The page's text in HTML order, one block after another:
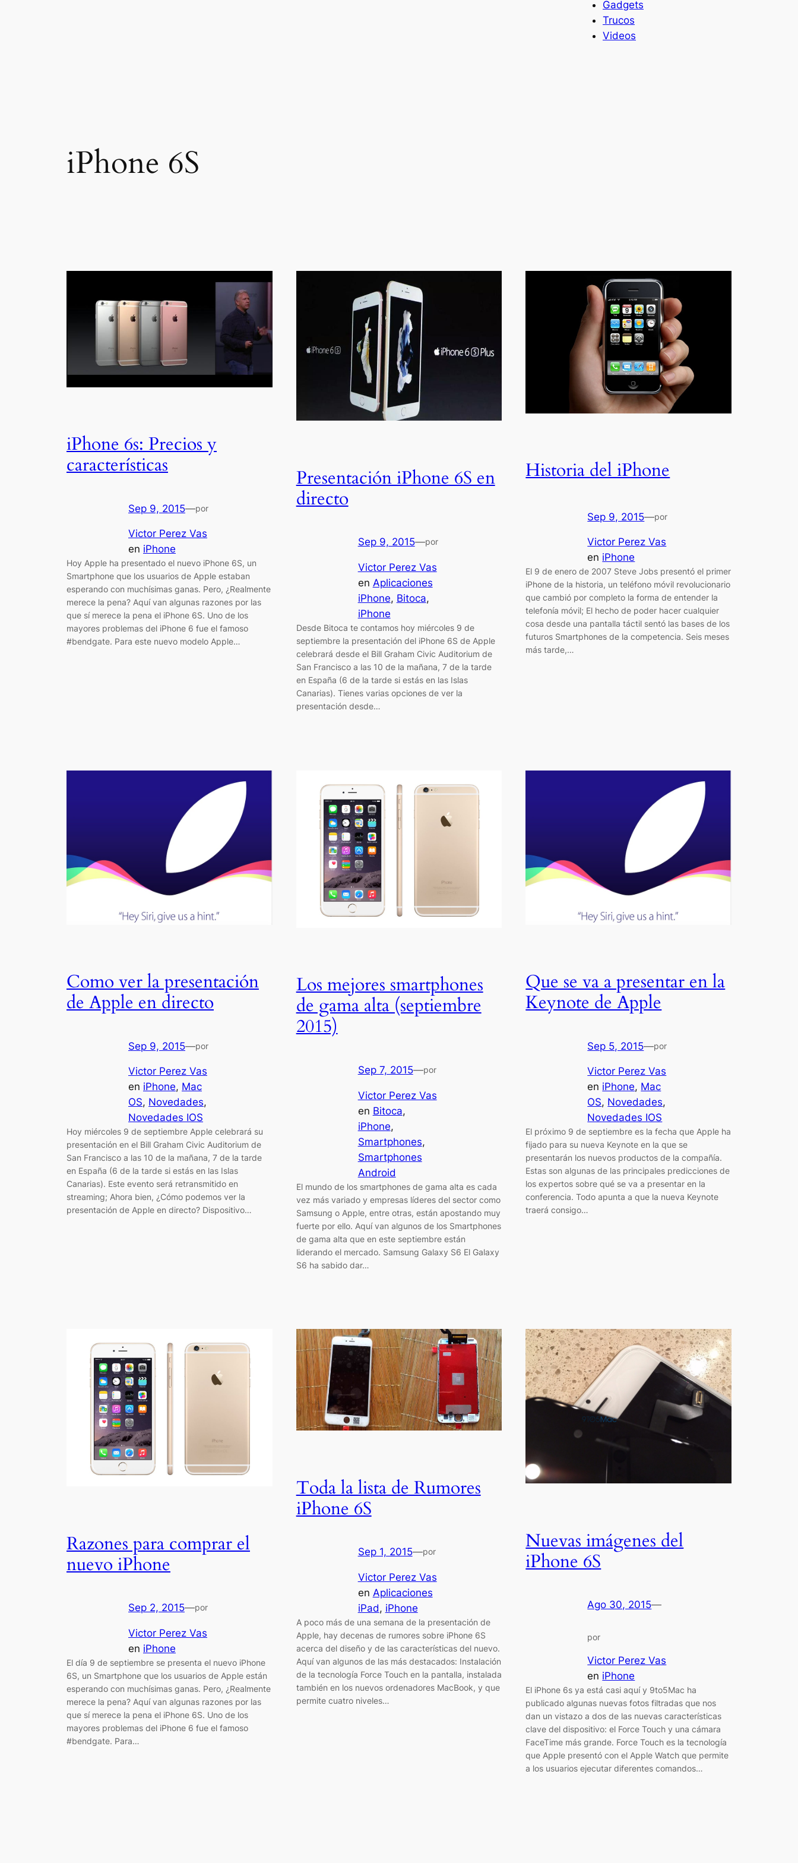
Gadgets
Trucos
Videos
iPhone 6S
iPhone 6s: Precios y
características
Sep 9, 2015—por
Victor Perez Vas
en iPhone
Hoy Apple ha presentado el nuevo iPhone 6S, un
Smartphone que los usuarios de Apple estaban
esperando con muchísimas ganas. Pero, ¿Realmente
merece la pena? Aquí van algunas razones por las
que sí merece la pena el iPhone 6S. Uno de los
mayores problemas del iPhone 6 fue el famoso
#bendgate. Para este nuevo modelo Apple…
Presentación iPhone 6S en
directo
Sep 9, 2015—por
Victor Perez Vas
en Aplicaciones
iPhone, Bitoca
iPhone
Desde Bitoca te contamos hoy miércoles 9 de
septiembre la presentación del iPhone 6S de Apple
celebrará desde el Bill Graham Civic Auditorium de
San Francisco a las 10 de la mañana, 7 de la tarde
en España (6 de la tarde si estás en las Islas
Canarias). Tienes varias opciones de ver la
presentación desde…
Historia del iPhone
Sep 9, 2015—por
Victor Perez Vas
en iPhone
El 9 de enero de 2007 Steve Jobs presentó el primer
iPhone de la historia, un teléfono móvil revolucionario
que cambió por completo la forma de entender la
telefonía móvil; El hecho de poder hacer cualquier
cosa desde una pantalla táctil sentó las bases de los
futuros Smartphones de la competencia. Seis meses
más tarde,…
Como ver la presentación
de Apple en directo
Sep 9, 2015—por
Victor Perez Vas
en iPhone, Mac
OS, Novedades
Novedades IOS
Hoy miércoles 9 de septiembre Apple celebrará su
presentación en el Bill Graham Civic Auditorium de
San Francisco a las 10 de la mañana, 7 de la tarde
en España (6 de la tarde si estás en las Islas
Canarias). Este evento será retransmitido en
streaming; Ahora bien, ¿Cómo podemos ver la
presentación de Apple en directo? Dispositivo…
Los mejores smartphones
de gama alta (septiembre
2015)
Sep 7, 2015—por
Victor Perez Vas
en Bitoca
iPhone
Smartphones
Smartphones
Android
El mundo de los smartphones de gama alta es cada
vez más variado y empresas líderes del sector como
Samsung o Apple, entre otras, están apostando muy
fuerte por ello. Aquí van algunos de los Smartphones
de gama alta que en este septiembre están
liderando el mercado. Samsung Galaxy S6 El Galaxy
S6 ha sabido dar…
Que se va a presentar en la
Keynote de Apple
Sep 5, 2015—por
Victor Perez Vas
en iPhone, Mac
OS, Novedades
Novedades IOS
El próximo 9 de septiembre es la fecha que Apple ha
fijado para su nueva Keynote en la que se
presentarán los nuevos productos de la compañía.
Estas son algunas de las principales predicciones de
los expertos sobre qué se va a presentar en la
conferencia. Todo apunta a que la nueva Keynote
traerá consigo…
Razones para comprar el
nuevo iPhone
Sep 2, 2015—por
Victor Perez Vas
en iPhone
El día 9 de septiembre se presenta el nuevo iPhone
6S, un Smartphone que los usuarios de Apple están
esperando con muchísimas ganas. Pero, ¿Realmente
merece la pena? Aquí van algunas razones por las
que sí merece la pena el iPhone 6S. Uno de los
mayores problemas del iPhone 6 fue el famoso
#bendgate. Para…
Toda la lista de Rumores
iPhone 6S
Sep 1, 2015—por
Victor Perez Vas
en Aplicaciones
iPad, iPhone
A poco más de una semana de la presentación de
Apple, hay decenas de rumores sobre iPhone 6S
acerca del diseño y de las características del nuevo.
Aquí van algunos de las más destacados: Instalación
de la tecnología Force Touch en la pantalla, instalada
también en los nuevos ordenadores MacBook, y que
permite cuatro niveles…
Nuevas imágenes del
iPhone 6S
Ago 30, 2015—
por
Victor Perez Vas
en iPhone
El iPhone 6s ya está casi aquí y 9to5Mac ha
publicado algunas nuevas fotos filtradas que nos
dan un vistazo a dos de las nuevas características
clave del dispositivo: el Force Touch y una cámara
FaceTime más grande. Force Touch es la tecnología
que Apple presentó con el Apple Watch que permite
a los usuarios ejecutar diferentes comandos…